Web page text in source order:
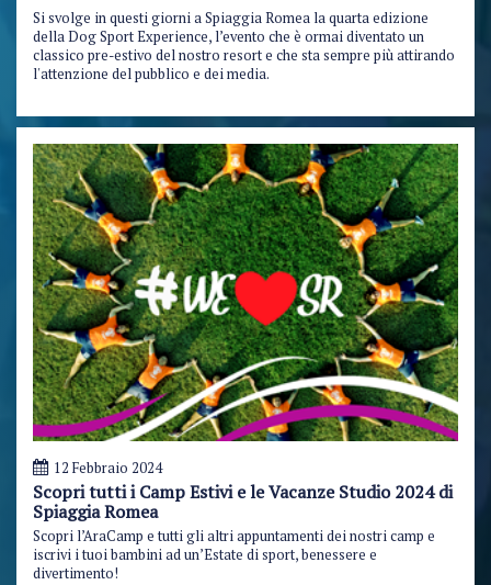
Si svolge in questi giorni a Spiaggia Romea la quarta edizione
della Dog Sport Experience, l’evento che è ormai diventato un
classico pre-estivo del nostro resort e che sta sempre più attirando
l'attenzione del pubblico e dei media.
12 Febbraio 2024
Scopri tutti i Camp Estivi e le Vacanze Studio 2024 di
Spiaggia Romea
Scopri l’AraCamp e tutti gli altri appuntamenti dei nostri camp e
iscrivi i tuoi bambini ad un’Estate di sport, benessere e
divertimento!